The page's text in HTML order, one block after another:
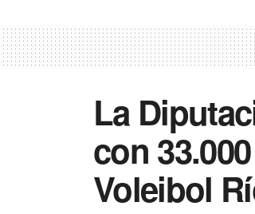
La
con
Voleibol